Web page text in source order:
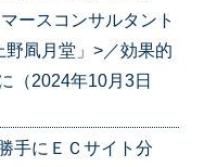
ースコンサルタント
凮月堂」>／効果的
（2024年10月3日
手にＥＣサイト分